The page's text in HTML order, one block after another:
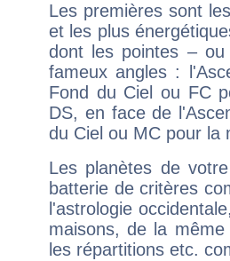
Les premières sont
et les plus
dont les pointes –
fameux angles :
Fond du Ciel ou FC
DS, en face de
du Ciel ou MC pour la
Les planètes de
batterie de critères
l'astrologie
maisons, de la
les répartitions etc.